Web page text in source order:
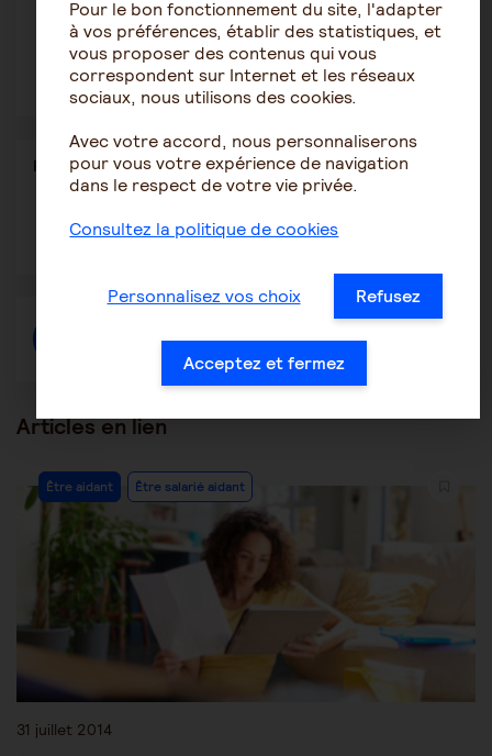
aidant-aidé, il est important néanmoins d’en mesurer les
conséquences tant pour le proche que pour l’aidant
familial.
Partager l'article Partager
ce
Ouvrir
dans
fenêtre
Ouvrir
dans
fenêtre
Ouvrir
dans
autre
Créer une discussion à propos de l'article
Articles en lien
Être aidant Être salarié aidant
31 juillet 2014
Pour le bon fonctionnement du site, l'adapter
à vos préférences, établir des statistiques, et
vous proposer des contenus qui vous
correspondent sur Internet et les réseaux
sociaux, nous utilisons des cookies.
Avec votre accord, nous personnaliserons
pour vous votre expérience de navigation
dans le respect de votre vie privée.
Consultez la politique de cookies
Personnalisez vos choix Refusez
Acceptez et fermez